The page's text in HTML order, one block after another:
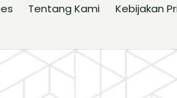
Tentang Kami Kebijakan